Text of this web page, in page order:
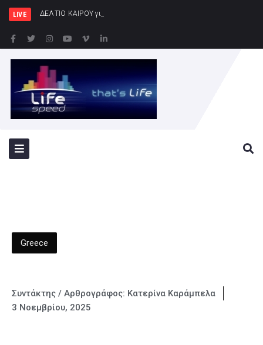
LIVE ΔΕΛΤΙΟ ΚΑΙΡΟΥ για Σάββατο 8/8
Greece
Συντάκτης / Αρθρογράφος: Κατερίνα Καράμπελα
3 Νοεμβρίου, 2025